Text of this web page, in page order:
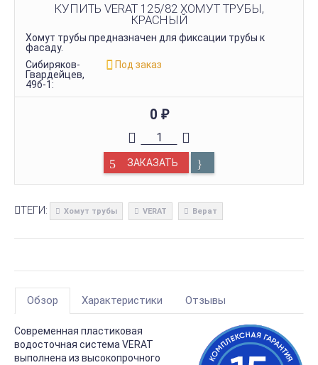
КУПИТЬ VERAT 125/82 ХОМУТ ТРУБЫ,
КРАСНЫЙ
Хомут трубы предназначен для фиксации трубы к
фасаду.
Сибиряков-
Гвардейцев,
49б-1:
Под заказ
0 ₽
ЗАКАЗАТЬ
ТЕГИ: Хомут трубы VERAT Верат
Обзор Характеристики Отзывы
Современная пластиковая
водосточная система VERAT
выполнена из высокопрочного